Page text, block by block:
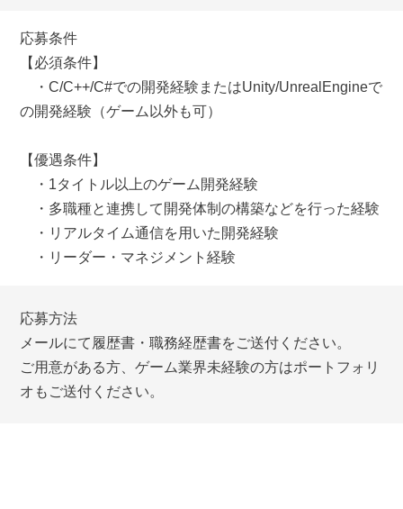
応募条件
【必須条件】
・C/C++/C#での開発経験またはUnity/UnrealEngineで
の開発経験（ゲーム以外も可）
【優遇条件】
・1タイトル以上のゲーム開発経験
・多職種と連携して開発体制の構築などを行った経験
・リアルタイム通信を用いた開発経験
・リーダー・マネジメント経験
応募方法
メールにて履歴書・職務経歴書をご送付ください。
ご用意がある方、ゲーム業界未経験の方はポートフォリ
オもご送付ください。